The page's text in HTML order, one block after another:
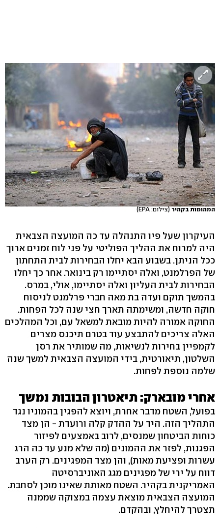
המהומות בקהיר (צילום: EPA)
העיקרון שעל פיו התנהלה עד כה המועצה הצבאית
היה למרוח את ההליך הפוליטי על פני לוח זמנים ארוך
ככל הניתן. בשבוע הבא יחלו הבחירות לבית התחתון
של הפרלמנט, ואלה יסתיימו רק בינואר. אחר כך יחלו
הבחירות לבית העליון ואלה יסתיימו, אולי, במרס.
בהמשך תוקם ועדה בת מאה חברי פרלמנט לניסוח
חוקה חדשה, ומשימתה תארך חצי שנה לכל הפחות.
החוקה אמורה להיות מובאת למשאל עם, וכל המהלכים
האלה צריכים להתבצע עוד בטרם תיכנס מצרים
לקמפיין בחירות לנשיאות, מה שמותיר את רסן
השלטון, תיאורטית, בידי המועצה הצבאית למשך שנה
שלמה נוספת לפחות.
אחרי מובארק: תיאטרון הבובות נמשך
בפועל, השטח מדבר אחרת, ויוצא להפגין בהמוניו נגד
התהליך הזה. היד על ההדק קלה ורועדת - הן מצד
כוחות הביטחון שמנסים, לרוב באמצעים לפיזור
הפגנות, לפזר את ההמונים (מה שלא מנע עד כה הרג
עשרות ופציעת מאות), והן מצד המפגינים. רק הערב
דווח על ירי של מפגינים מגג האוניברסיטה
האמריקנית בקהיר. השטח מאותת שאינו מוכן לסחבת.
המועצה הצבאית מוצאת עצמה במצוקה שממנה
תצטרך להיחלץ, ובהקדם.